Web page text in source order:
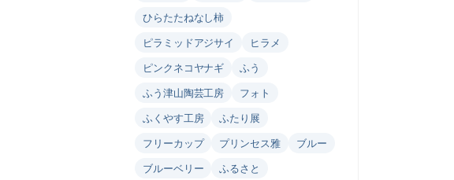
ひらたたねなし柿
ピラミッドアジサイ
ヒラメ
ピンクネコヤナギ
ふう
ふう津山陶芸工房
フォト
ふくやす工房
ふたり展
フリーカップ
プリンセス雅
ブルー
ブルーベリー
ふるさと